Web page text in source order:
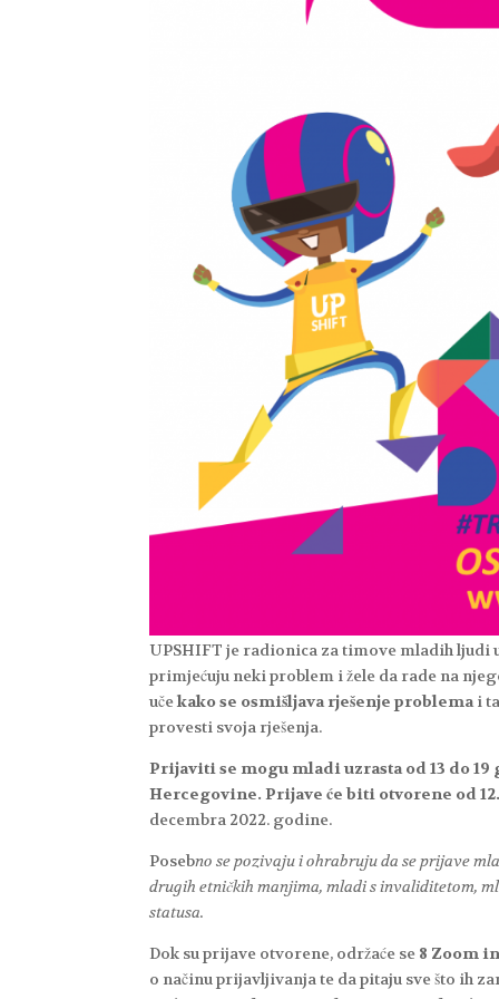
UPSHIFT je radionica za timove mladih ljudi
primjećuju neki problem i žele da rade na
učekako se osmišljava rješenje problemai
provesti svoja rješenja.
Prijaviti se mogu mladi uzrasta od 13 do
Hercegovine. Prijave će biti otvorene od
decembra 2022. godine.
Posebno se pozivaju i ohrabruju da se prijave
drugih etničkih manjima, mladi s invaliditetom,
statusa.
Dok su prijave otvorene, održaće se 8 Zoom
o načinu prijavljivanja te da pitaju sve što ih